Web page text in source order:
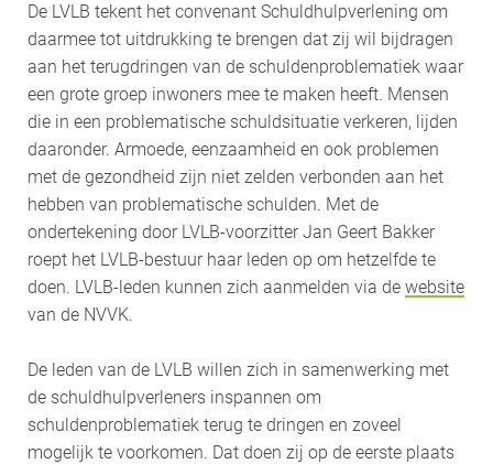
De LVLB tekent het convenant Schuldhulpverlening om
daarmee tot uitdrukking te brengen dat zij wil bijdragen
aan het terugdringen van de schuldenproblematiek waar
een grote groep inwoners mee te maken heeft. Mensen
die in een problematische schuldsituatie verkeren, lijden
daaronder. Armoede, eenzaamheid en ook problemen
met de gezondheid zijn niet zelden verbonden aan het
hebben van problematische schulden. Met de
ondertekening door LVLB-voorzitter Jan Geert Bakker
roept het LVLB-bestuur haar leden op om hetzelfde te
doen. LVLB-leden kunnen zich aanmelden via de website
van de NVVK.
De leden van de LVLB willen zich in samenwerking met
de schuldhulpverleners inspannen om
schuldenproblematiek terug te dringen en zoveel
mogelijk te voorkomen. Dat doen zij op de eerste plaats